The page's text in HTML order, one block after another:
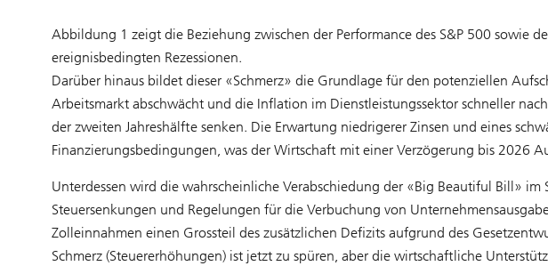
Abbildung 1 zeigt die Beziehung zwischen der Performance des S&P 500 sowie
ereignisbedingten Rezessionen.
Darüber hinaus bildet dieser «Schmerz» die Grundlage für den potenziellen
Arbeitsmarkt abschwächt und die Inflation im Dienstleistungssektor schneller
der zweiten Jahreshälfte senken. Die Erwartung niedrigerer Zinsen und eines
Finanzierungsbedingungen, was der Wirtschaft mit einer Verzögerung bis 2026
Unterdessen wird die wahrscheinliche Verabschiedung der «Big Beautiful Bill»
Steuersenkungen und Regelungen für die Verbuchung von
Zolleinnahmen einen Grossteil des zusätzlichen Defizits aufgrund des
Schmerz (Steuererhöhungen) ist jetzt zu spüren, aber die wirtschaftliche